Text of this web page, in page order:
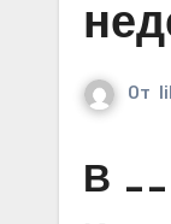
От
В